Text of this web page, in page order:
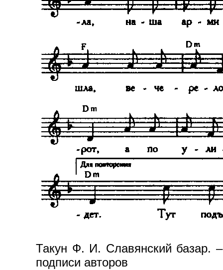
Такун Ф. И. Славянский базар.
подписи авторов